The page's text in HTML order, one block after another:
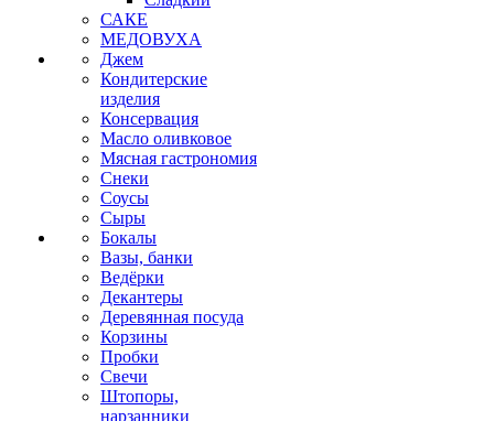
САКЕ
МЕДОВУХА
Джем
Кондитерские
изделия
Консервация
Масло оливковое
Мясная гастрономия
Снеки
Соусы
Сыры
Бокалы
Вазы, банки
Ведёрки
Декантеры
Деревянная посуда
Корзины
Пробки
Свечи
Штопоры,
нарзанники